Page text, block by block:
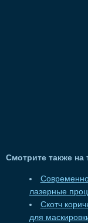
Смотрите также на
лазерные
Скотч
для